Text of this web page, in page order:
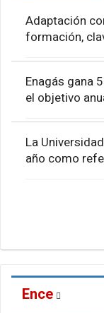
Adaptación
formación,
Enagás gana
el objetivo
La
año como
Ence